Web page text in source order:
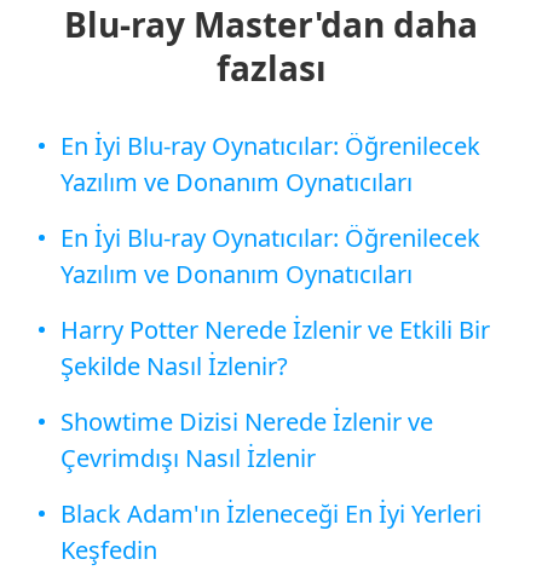
Blu-ray Master'dan daha
fazlası
En İyi Blu-ray Oynatıcılar: Öğrenilecek
Yazılım ve Donanım Oynatıcıları
En İyi Blu-ray Oynatıcılar: Öğrenilecek
Yazılım ve Donanım Oynatıcıları
Harry Potter Nerede İzlenir ve Etkili Bir
Şekilde Nasıl İzlenir?
Showtime Dizisi Nerede İzlenir ve
Çevrimdışı Nasıl İzlenir
Black Adam'ın İzleneceği En İyi Yerleri
Keşfedin